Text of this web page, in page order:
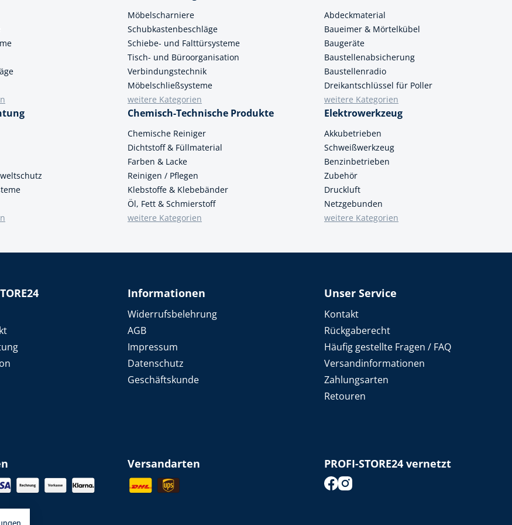
Lochwerkzeuge
Möbelscharniere
Schubkastenbeschläge
Schiebe- und Falttürsysteme
Tisch- und Büroorganisation
Verbindungstechnik
Möbelschließsysteme
weitere Kategorien
Abdeckmaterial
Baueimer & Mörtelkübel
Baugeräte
Baustellenabsicherung
Baustellenradio
Dreikantschlüssel für Poller
weitere Kategorien
Chemisch-Technische Produkte
Chemische Reiniger
Dichtstoff & Füllmaterial
Farben & Lacke
Reinigen / Pflegen
Klebstoffe & Klebebänder
Öl, Fett & Schmierstoff
weitere Kategorien
Elektrowerkzeug
Akkubetrieben
Schweißwerkzeug
Benzinbetrieben
Zubehör
Druckluft
Netzgebunden
weitere Kategorien
Informationen
Widerrufsbelehrung
AGB
Impressum
Datenschutz
Geschäftskunde
Unser Service
Kontakt
Rückgaberecht
Häufig gestellte Fragen / FAQ
Versandinformationen
Zahlungsarten
Retouren
Versandarten PROFI-STORE24 vernetzt
footer.socialMedia.facebook.title
footer.socialMedia.instagram.title